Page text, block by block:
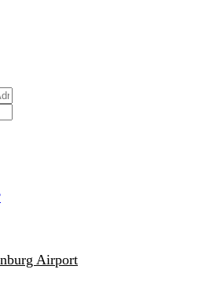
Airport